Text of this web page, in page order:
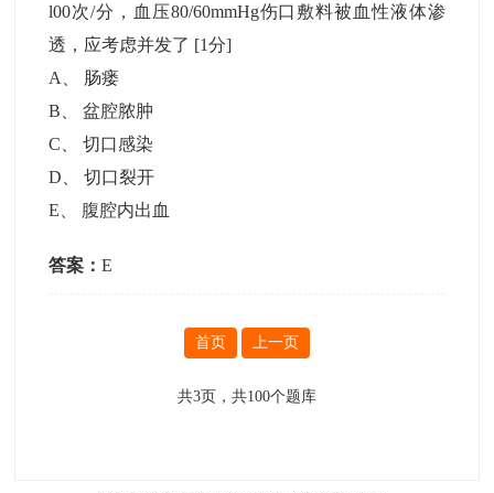
l00次/分，血压80/60mmHg伤口敷料被血性液体渗
透，应考虑并发了 [1分]
A
肠瘘
B 、盆腔脓肿
C 、切口感染
D 、切口裂开
E
腹腔内出血
答案：E
首页 上一页
共3页，共100个题库